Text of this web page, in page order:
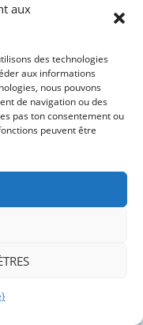
aux
des technologies
aux informations
nous pouvons
de navigation ou des
pas ton consentement ou
peuvent être
werden,
hohen
andere
Schallschutz.